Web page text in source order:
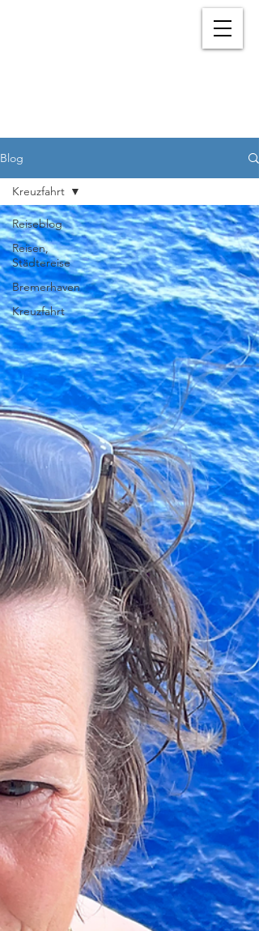
Blog
Reiseblog
Reisen,
Städtereise
Bremerhaven
Kreuzfahrt
Kreuzfahrt